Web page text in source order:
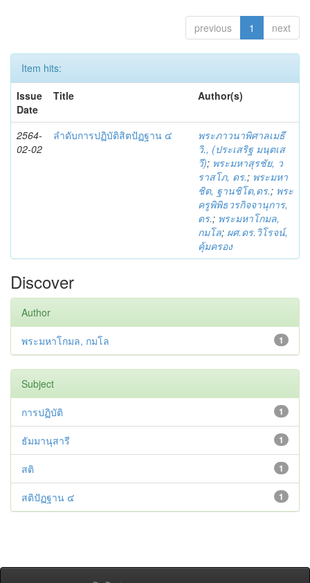
previous 1 next
Item hits:
Issue
Date
Title Author(s)
2564-
02-02
ลำดับการปฏิบัติสิตปัฏฐาน ๔
พระภาวนาพิศาลเมธี
วิ., (ประเสริฐ มนฺตเส
วี); พระมหาสุรชัย, ว
ราสโภ, ดร.; พระมหา
ชิต, ฐานชิโต,ดร.; พระ
ครูพิพิธวรกิจจานุการ,
ดร.; พระมหาโกมล,
กมโล; ผศ.ดร.วิโรจน์,
คุ้มครอง
Discover
Author
1
พระมหาโกมล, กมโล
Subject
1
การปฏิบัติ
1
ธัมมานุสารี
1
สติ
1
สติปัฏฐาน ๔